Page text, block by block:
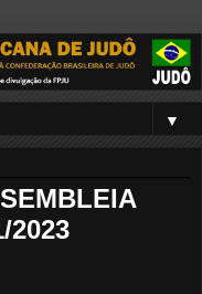
▼
2023